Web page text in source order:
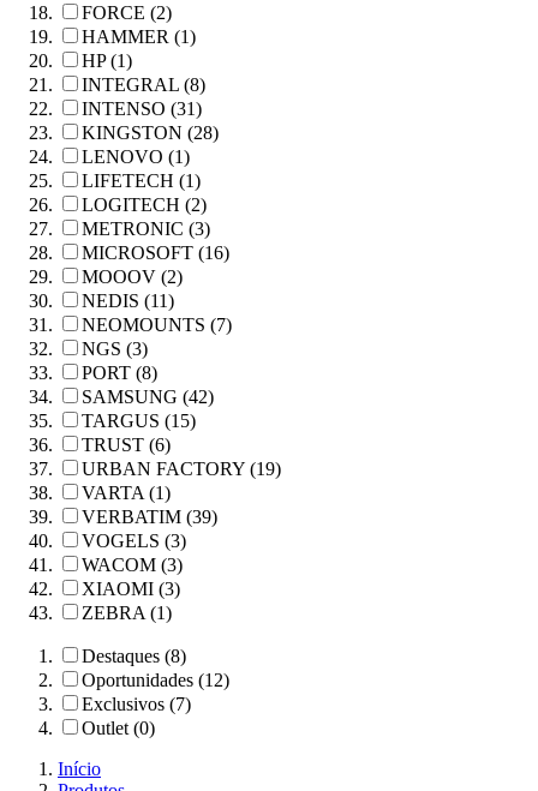
FORCE (2)
HAMMER (1)
HP (1)
INTEGRAL (8)
INTENSO (31)
KINGSTON (28)
LENOVO (1)
LIFETECH (1)
LOGITECH (2)
METRONIC (3)
MICROSOFT (16)
MOOOV (2)
NEDIS (11)
NEOMOUNTS (7)
NGS (3)
PORT (8)
SAMSUNG (42)
TARGUS (15)
TRUST (6)
URBAN FACTORY (19)
VARTA (1)
VERBATIM (39)
VOGELS (3)
WACOM (3)
XIAOMI (3)
ZEBRA (1)
Destaques (8)
Oportunidades (12)
Exclusivos (7)
Outlet (0)
Início